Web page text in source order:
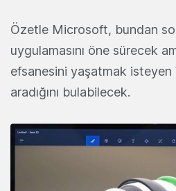
Özetle Microsoft, bundan
uygulamasını öne sürecek
efsanesini yaşatmak
aradığını bulabilecek.